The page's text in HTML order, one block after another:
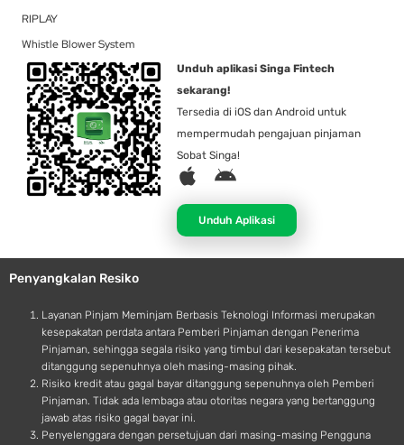
RIPLAY
Whistle Blower System
Unduh aplikasi Singa Fintech
sekarang!
Tersedia di iOS dan Android untuk
mempermudah pengajuan pinjaman
Sobat Singa!
A
p
l
e
A
d
r
o
d
Unduh Aplikasi
Penyangkalan Resiko
Layanan Pinjam Meminjam Berbasis Teknologi Informasi merupakan
kesepakatan perdata antara Pemberi Pinjaman dengan Penerima
Pinjaman, sehingga segala risiko yang timbul dari kesepakatan tersebut
ditanggung sepenuhnya oleh masing-masing pihak.
Risiko kredit atau gagal bayar ditanggung sepenuhnya oleh Pemberi
Pinjaman. Tidak ada lembaga atau otoritas negara yang bertanggung
jawab atas risiko gagal bayar ini.
Penyelenggara dengan persetujuan dari masing-masing Pengguna